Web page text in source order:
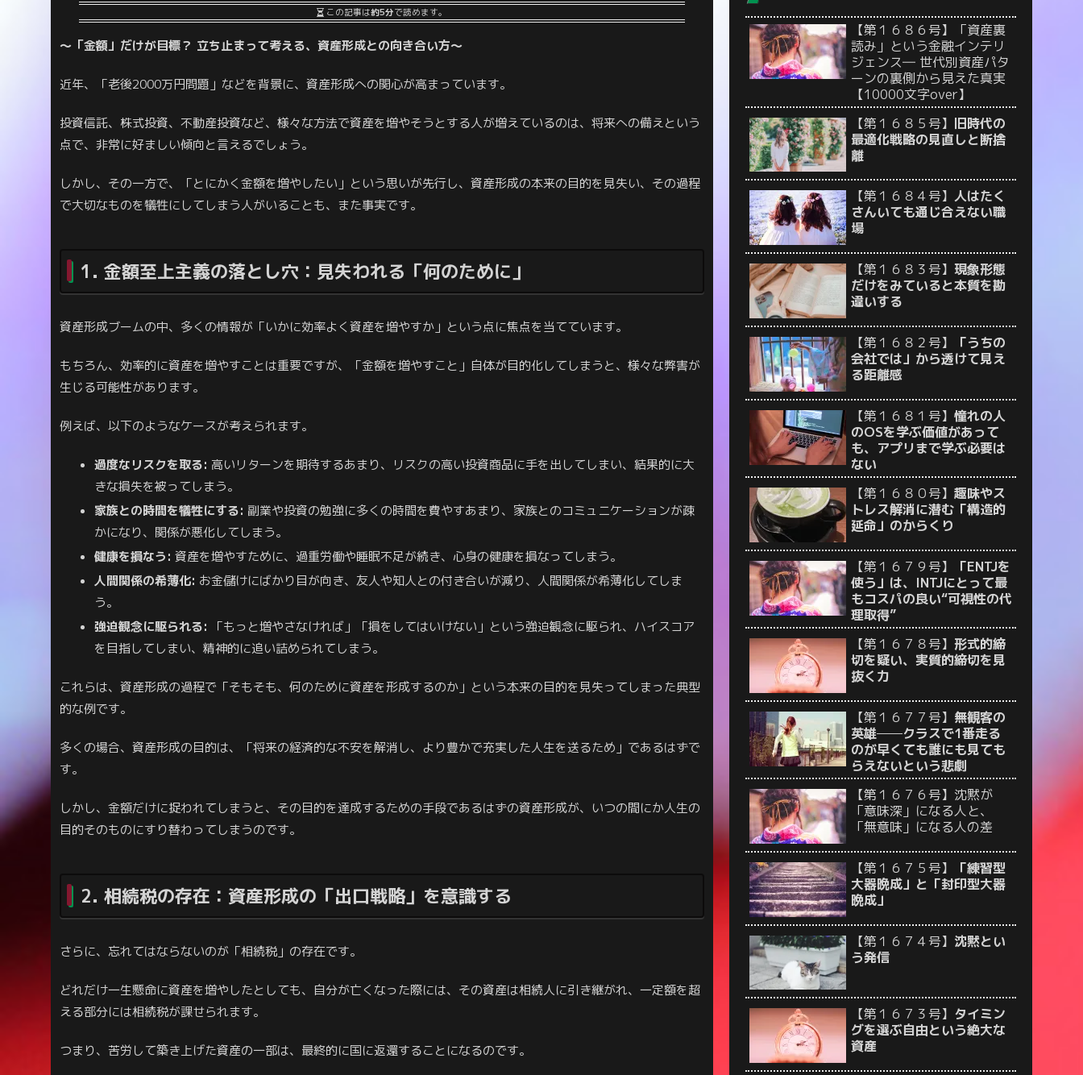
この記事は約5分で読めます。
～「金額」だけが目標？ 立ち止まって考える、資産形成との向き合い方～
近年、「老後2000万円問題」などを背景に、資産形成への関心が高まっています。
投資信託、株式投資、不動産投資など、様々な方法で資産を増やそうとする人が増えているのは、将来への備えという
点で、非常に好ましい傾向と言えるでしょう。
しかし、その一方で、「とにかく金額を増やしたい」という思いが先行し、資産形成の本来の目的を見失い、その過程
で大切なものを犠牲にしてしまう人がいることも、また事実です。
1. 金額至上主義の落とし穴：見失われる「何のために」
資産形成ブームの中、多くの情報が「いかに効率よく資産を増やすか」という点に焦点を当てています。
もちろん、効率的に資産を増やすことは重要ですが、「金額を増やすこと」自体が目的化してしまうと、様々な弊害が
生じる可能性があります。
例えば、以下のようなケースが考えられます。
過度なリスクを取る: 高いリターンを期待するあまり、リスクの高い投資商品に手を出してしまい、結果的に大
きな損失を被ってしまう。
家族との時間を犠牲にする: 副業や投資の勉強に多くの時間を費やすあまり、家族とのコミュニケーションが疎
かになり、関係が悪化してしまう。
健康を損なう: 資産を増やすために、過重労働や睡眠不足が続き、心身の健康を損なってしまう。
人間関係の希薄化: お金儲けにばかり目が向き、友人や知人との付き合いが減り、人間関係が希薄化してしま
う。
強迫観念に駆られる: 「もっと増やさなければ」「損をしてはいけない」という強迫観念に駆られ、ハイスコア
を目指してしまい、精神的に追い詰められてしまう。
これらは、資産形成の過程で「そもそも、何のために資産を形成するのか」という本来の目的を見失ってしまった典型
的な例です。
多くの場合、資産形成の目的は、「将来の経済的な不安を解消し、より豊かで充実した人生を送るため」であるはずで
す。
しかし、金額だけに捉われてしまうと、その目的を達成するための手段であるはずの資産形成が、いつの間にか人生の
目的そのものにすり替わってしまうのです。
2. 相続税の存在：資産形成の「出口戦略」を意識する
さらに、忘れてはならないのが「相続税」の存在です。
どれだけ一生懸命に資産を増やしたとしても、自分が亡くなった際には、その資産は相続人に引き継がれ、一定額を超
える部分には相続税が課せられます。
つまり、苦労して築き上げた資産の一部は、最終的に国に返還することになるのです。
【第１６８６号】「資産裏
読み」という金融インテリ
ジェンス― 世代別資産パタ
ーンの裏側から見えた真実
【10000文字over】
【第１６８５号】 旧時代の
最適化戦略の見直しと断捨
離
【第１６８４号】 人はたく
さんいても通じ合えない職
場
【第１６８３号】 現象形態
だけをみていると本質を勘
違いする
【第１６８２号】
「うちの
会社では」から透けて見え
る距離感
【第１６８１号】 憧れの人
のOSを学ぶ価値があって
も、アプリまで学ぶ必要は
ない
【第１６８０号】 趣味やス
トレス解消に潜む「構造的
延命」のからくり
【第１６７９号】
「ENTJを
使う」は、INTJにとって最
もコスパの良い“可視性の代
理取得”
【第１６７８号】 形式的締
切を疑い、実質的締切を見
抜く力
【第１６７７号】 無観客の
英雄──クラスで1番走る
のが早くても誰にも見ても
らえないという悲劇
【第１６７６号】沈黙が
「意味深」になる人と、
「無意味」になる人の差
【第１６７５号】
「練習型
大器晩成」と「封印型大器
晩成」
【第１６７４号】 沈黙とい
う発信
【第１６７３号】 タイミン
グを選ぶ自由という絶大な
資産